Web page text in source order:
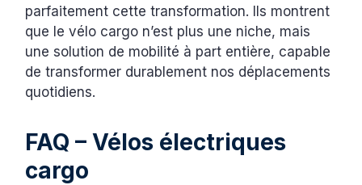
parfaitement cette transformation. Ils montrent
que le vélo cargo n’est plus une niche, mais
une solution de mobilité à part entière, capable
de transformer durablement nos déplacements
quotidiens.
FAQ – Vélos électriques
cargo